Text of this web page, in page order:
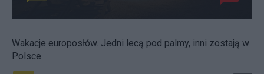
Wakacje europosłów. Jedni lecą pod palmy, inni zostają w
Polsce